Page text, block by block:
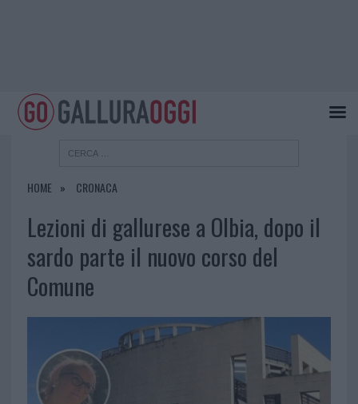
HOME CRONACA
Lezioni di gallurese a Olbia, dopo il
sardo parte il nuovo corso del
Comune